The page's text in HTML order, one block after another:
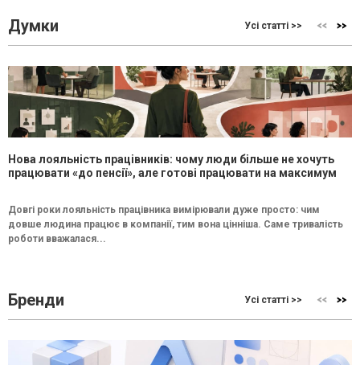
Думки Усі статті >>
Нова лояльність працівників: чому люди більше не хочуть
працювати «до пенсії», але готові працювати на максимум
Довгі роки лояльність працівника вимірювали дуже просто: чим
довше людина працює в компанії, тим вона цінніша. Саме тривалість
роботи вважалася...
Бренди Усі статті >>